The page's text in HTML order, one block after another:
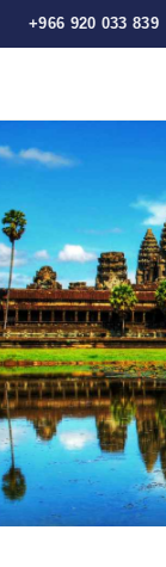
+966 920 033 839